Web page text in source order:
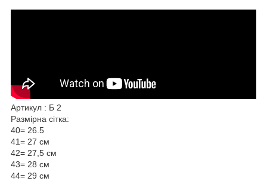
Артикул : Б 2
Размірна сітка:
40= 26.5
41= 27 см
42= 27,5 см
43= 28 см
44= 29 см